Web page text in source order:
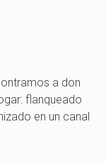
a don
flanqueado
en un canal